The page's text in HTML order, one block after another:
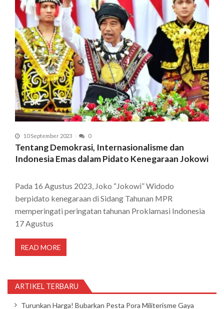
10 September 2023 0
Tentang Demokrasi, Internasionalisme dan
Indonesia Emas dalam Pidato Kenegaraan Jokowi
Pada 16 Agustus 2023, Joko “Jokowi” Widodo
berpidato kenegaraan di Sidang Tahunan MPR
memperingati peringatan tahunan Proklamasi Indonesia
17 Agustus
READ MORE
ARTIKEL TERBARU
Turunkan Harga! Bubarkan Pesta Pora Militerisme Gaya